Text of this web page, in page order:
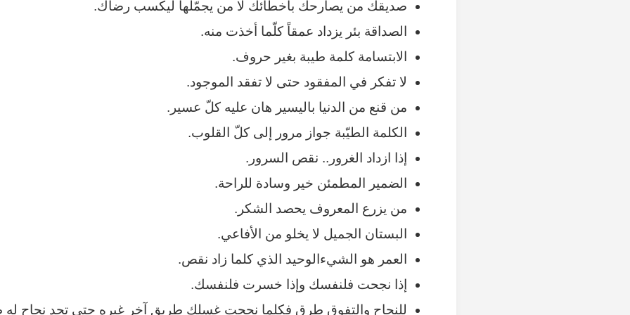
صديقك من يصارحك بأخطائك لا من يجمّلها ليكسب رضاك.
الصداقة بئر يزداد عمقاً كلّما أخذت منه.
الابتسامة كلمة طيبة بغير حروف.
لا تفكر في المفقود حتى لا تفقد الموجود.
من قنع من الدنيا باليسير هان عليه كلّ عسير.
الكلمة الطيّبة جواز مرور إلى كلّ القلوب.
إذا ازداد الغرور.. نقص السرور.
الضمير المطمئن خير وسادة للراحة.
من يزرع المعروف يحصد الشكر.
البستان الجميل لا يخلو من الأفاعي.
العمر هو الشيءالوحيد الذي كلما زاد نقص.
إذا نجحت فلنفسك وإذا خسرت فلنفسك.
للنجاح والتفوق طرق فكلما نجحت غسلك طريق آخر غيره حتى تجد نجاح